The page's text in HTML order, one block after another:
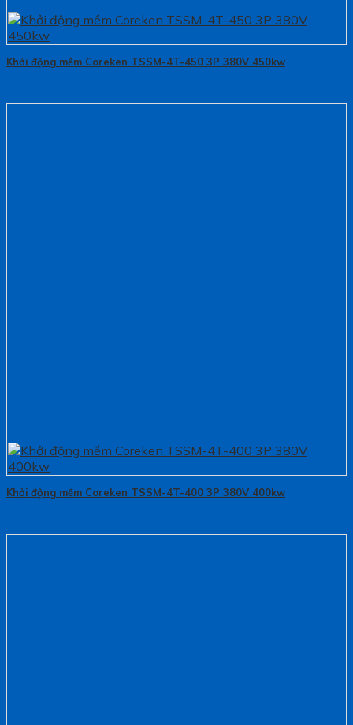
Khởi động mềm Coreken TSSM-4T-450 3P 380V 450kw
Khởi động mềm Coreken TSSM-4T-400 3P 380V 400kw